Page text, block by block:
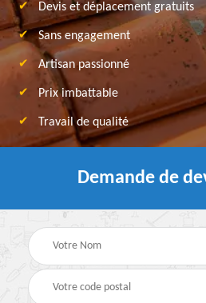
Devis et déplacement gratuits
Sans engagement
Artisan passionné
Prix imbattable
Travail de qualité
Demande de